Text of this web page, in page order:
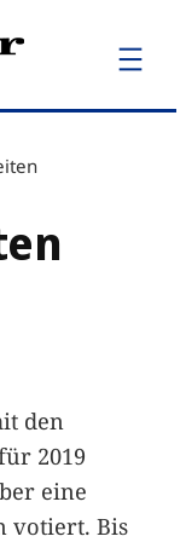
den
2019
eine
votiert. Bis